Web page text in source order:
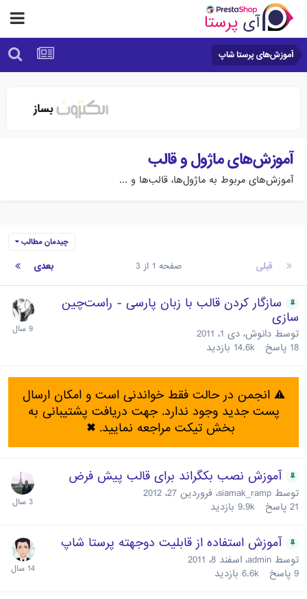
آموزش‌های پرستا شاپ
آموزش‌های ماژول و قالب
آموزش‌های مربوط به ماژول‌ها، قالب‌ها و ...
چیدمان مطالب
قبلی بعدی صفحه 1 از 3
سازگار کردن قالب با زبان پارسی - راست‌چین
سازی
توسط دانوش، دی 1، 2011
18 پاسخ 14.6k بازدید
⚠️ انجمن در حالت فقط خواندنی است و امکان ارسال
پست جدید وجود ندارد. جهت دریافت پشتیبانی به
بخش تیکت مراجعه نمایید.✖
آموزش نصب بکگراند برای قالب پیش فرض
توسط siamak_ramp، فروردین 27، 2012
21 پاسخ 9.9k بازدید
آموزش استفاده از قابلیت دوجهته پرستا شاپ
توسط admin، اسفند 8، 2011
9 پاسخ 6.6k بازدید